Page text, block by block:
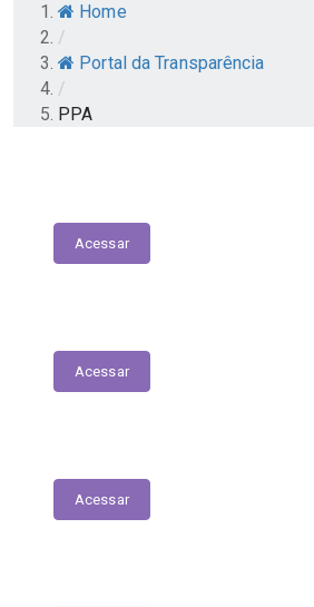
Home
/
Portal da Transparência
/
PPA
Acessar
Acessar
Acessar